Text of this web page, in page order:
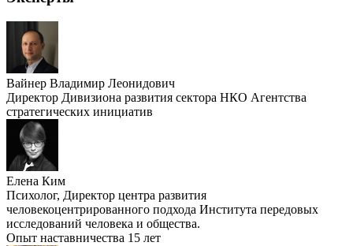
Вайнер Владимир Леонидович
Директор Дивизиона развития сектора НКО Агентства
стратегических инициатив
Елена Ким
Психолог, Директор центра развития
человекоцентрированного подхода Института передовых
исследований человека и общества.
Опыт наставничества 15 лет